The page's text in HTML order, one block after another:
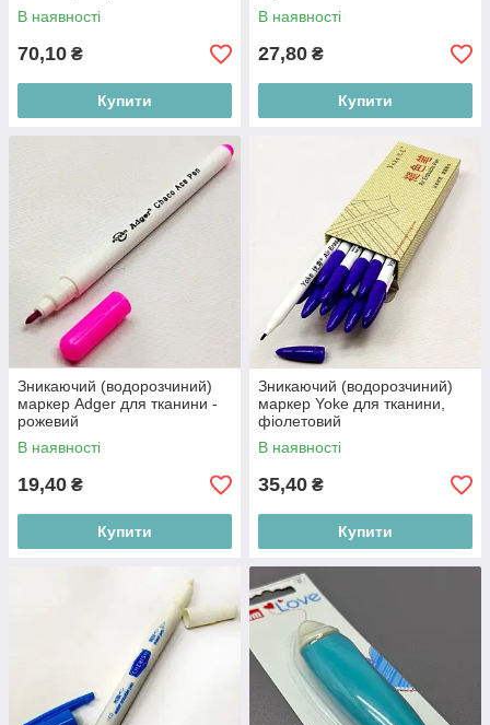
В наявності
70,10 ₴
Купити
В наявності
27,80 ₴
Купити
Зникаючий (водорозчиний)
маркер Adger для тканини -
рожевий
В наявності
19,40 ₴
Купити
Зникаючий (водорозчиний)
маркер Yoke для тканини,
фіолетовий
В наявності
35,40 ₴
Купити